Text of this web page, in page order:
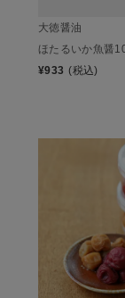
大徳醤油
ほたるいか魚醤
¥933 (税込)